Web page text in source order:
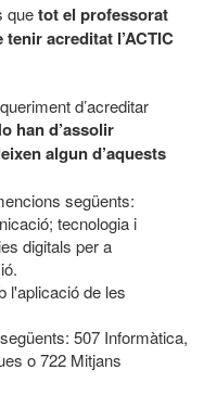
quetot el professorat
acreditat l’ACTIC
d’acreditar
han d’assolir
algun d’aquests
següents:
tecnologia i
digitals per a
l'aplicació de les
507 Informàtica,
o 722 Mitjans